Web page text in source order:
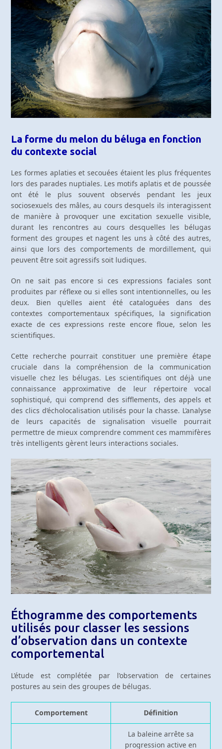
La forme du melon du béluga en fonction
du contexte social
Les formes aplaties et secouées étaient les plus fréquentes
lors des parades nuptiales. Les motifs aplatis et de poussée
ont été le plus souvent observés pendant les jeux
sociosexuels des mâles, au cours desquels ils interagissent
de manière à provoquer une excitation sexuelle visible,
durant les rencontres au cours desquelles les bélugas
forment des groupes et nagent les uns à côté des autres,
ainsi que lors des comportements de mordillement, qui
peuvent être soit agressifs soit ludiques.
On ne sait pas encore si ces expressions faciales sont
produites par réflexe ou si elles sont intentionnelles, ou les
deux. Bien qu’elles aient été cataloguées dans des
contextes comportementaux spécifiques, la signification
exacte de ces expressions reste encore floue, selon les
scientifiques.
Cette recherche pourrait constituer une première étape
cruciale dans la compréhension de la communication
visuelle chez les bélugas. Les scientifiques ont déjà une
connaissance approximative de leur répertoire vocal
sophistiqué, qui comprend des sifflements, des appels et
des clics d’écholocalisation utilisés pour la chasse. L’analyse
de leurs capacités de signalisation visuelle pourrait
permettre de mieux comprendre comment ces mammifères
très intelligents gèrent leurs interactions sociales.
Éthogramme des comportements
utilisés pour classer les sessions
d’observation dans un contexte
comportemental
L’étude est complétée par l’observation de certaines
postures au sein des groupes de bélugas.
Comportement Définition
La baleine arrête sa
progression active en